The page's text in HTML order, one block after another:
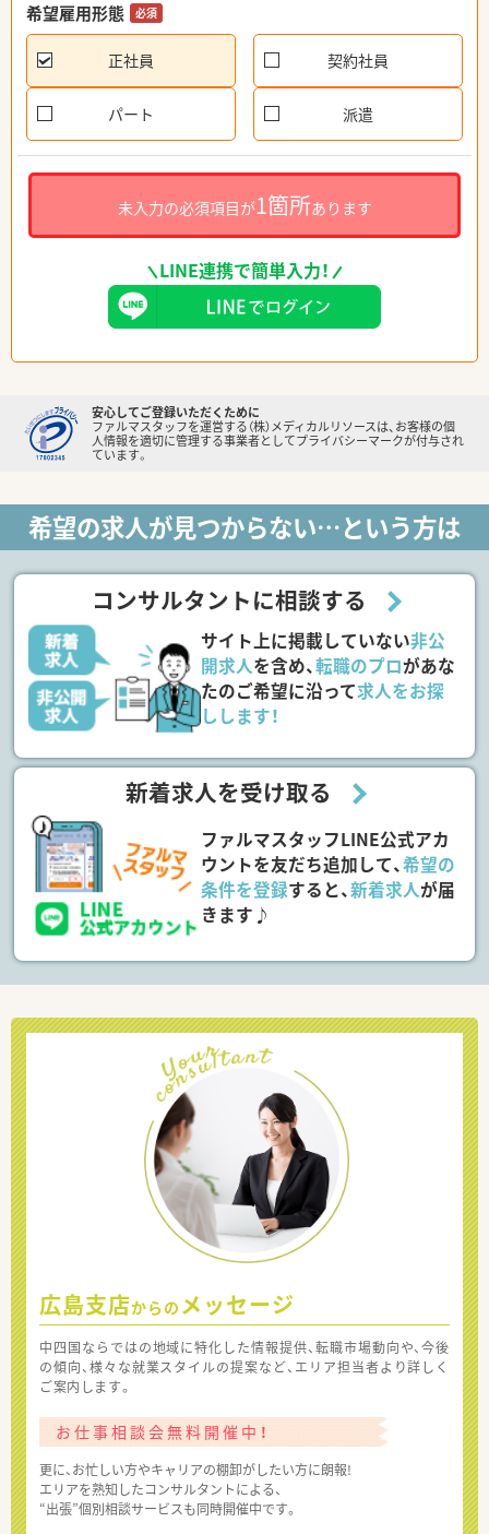
希望雇用形態 必須
正社員 契約社員
パート 派遣
未入力の必須項目が1箇所あります
LINE連携で簡単入力！
安心してご登録いただくために
ファルマスタッフを運営する（株）メディカルリソースは、お客様の個
人情報を適切に管理する事業者としてプライバシーマークが付与され
ています。
希望の求人が見つからない…という方は
コンサルタントに相談する
サイト上に掲載していない非公
開求人を含め、転職のプロがあな
たのご希望に沿って求人をお探
しします！
新着求人を受け取る
ファルマスタッフLINE公式アカ
ウントを友だち追加して、希望の
条件を登録すると、新着求人が届
きます♪
広島支店からの メッセージ
中四国ならではの地域に特化した情報提供、転職市場動向や、今後
の傾向、様々な就業スタイルの提案など、エリア担当者より詳しく
ご案内します。
お仕事相談会無料開催中！
更に、お忙しい方やキャリアの棚卸がしたい方に朗報!
エリアを熟知したコンサルタントによる、
“出張”個別相談サービスも同時開催中です。